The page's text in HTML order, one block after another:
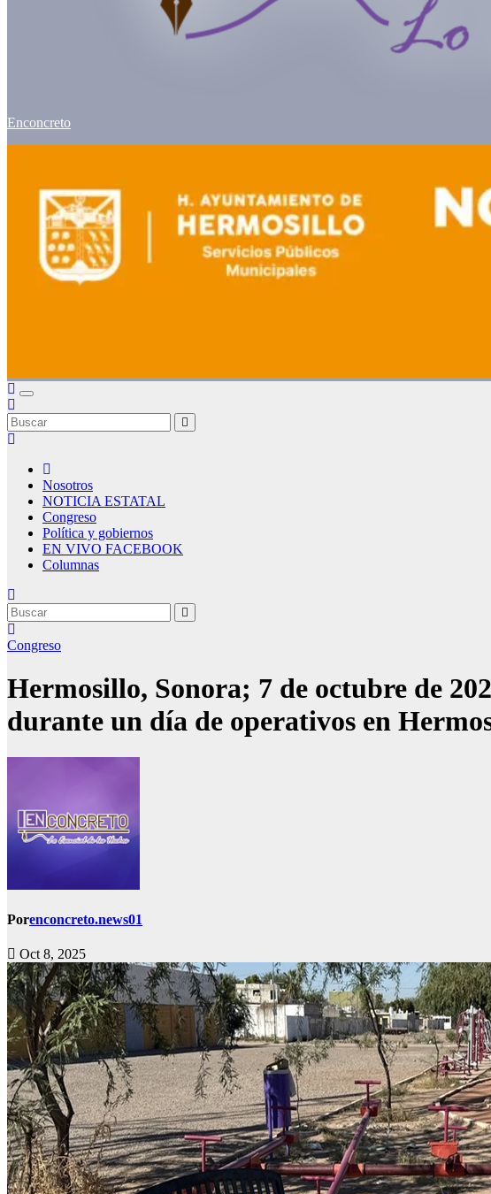
Enconcreto
Nosotros
NOTICIA ESTATAL
Congreso
Política y gobiernos
EN VIVO FACEBOOK
Columnas
Congreso
Hermosillo, Sonora; 7 de octubre de
durante un día de operativos en
Porenconcreto.news01
Oct 8, 2025